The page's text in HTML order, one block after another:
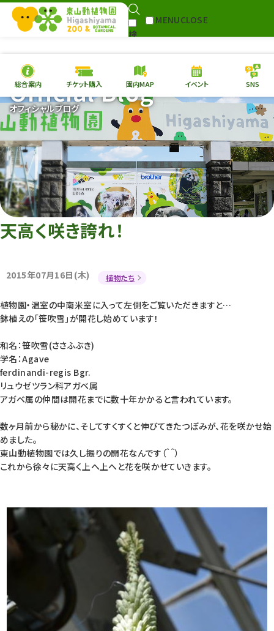
検
MENUCLOSE
本日の開園情報 チケ
園内MAP イベント
総合案内
動物園 植物園
再生プラン
東山動植物園
への支援
総合案内 チケット購入 園内MAP イベント SNS
オフィシャルブログ
Official Blog
天高く咲き誇れ！
2015年07月16日(木) 植物たち
植物園・温室の中南米室に入って左側をご覧いただきますと…
鉢植えの｢笹吹雪｣が開花し始めています！
和名：笹吹雪(ささふぶき)
学名：Agave
ferdinandi-regis Bgr.
リュウゼツラン科アガベ属
アガベ属の仲間は開花までに数十年かかると言われています。
数ヶ月前から秘かに、そしてすくすくと伸びてきたつぼみが、花を咲かせ始
めました。
東山動植物園では久し振りの開花なんです（＾＾）
これから徐々に天高く上へ上へと花を咲かせていきます。